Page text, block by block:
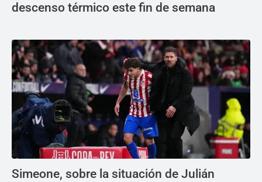
descenso térmico este fin de semana
Simeone, sobre la situación de Julián